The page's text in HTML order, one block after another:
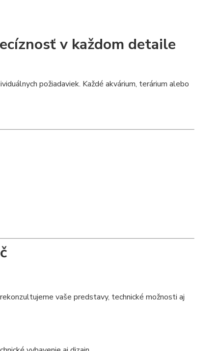
v každom detaile
požiadaviek. Každé akvárium, terárium alebo
vaše predstavy, technické možnosti aj